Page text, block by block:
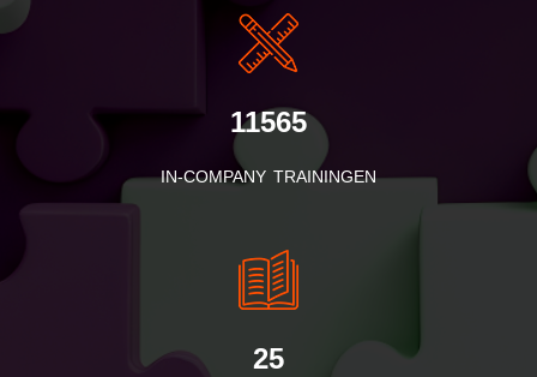
11565
IN-COMPANY TRAININGEN
25